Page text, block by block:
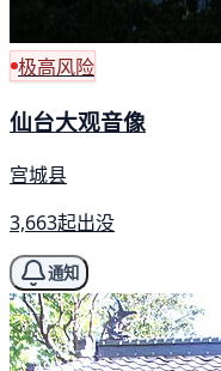
极高风险
仙台大观音像
宫城县
3,663起出没
通知